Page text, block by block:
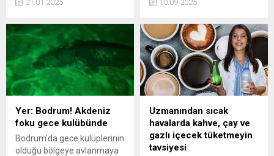
Erdoğan, başıboş sokak
olarak "Farklı bahaneler öne
sürerek görevini
yapmayanlarla ilgili bundan
sonra daha zorlayıcı
tedbirleri devreye alacağız"
açıklamasını yaptı.
21.01.2025
kabul edildi.
10.09.2025
Yer: Bodrum! Akdeniz
foku gece kulübünde
Bodrum’da gece kulüplerinin
olduğu bölgeye avlanmaya
Uzmanından sıcak
havalarda kahve, çay ve
gazlı içecek tüketmeyin
tavsiyesi